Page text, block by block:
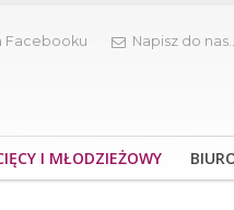
Facebooku Napisz do nas..
I MŁODZIEŻOWY